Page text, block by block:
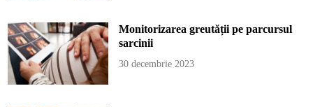
Monitorizarea greutății pe parcursul
sarcinii
30 decembrie 2023